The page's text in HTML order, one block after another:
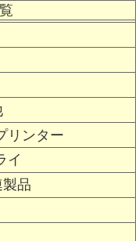
リンター
イ
品